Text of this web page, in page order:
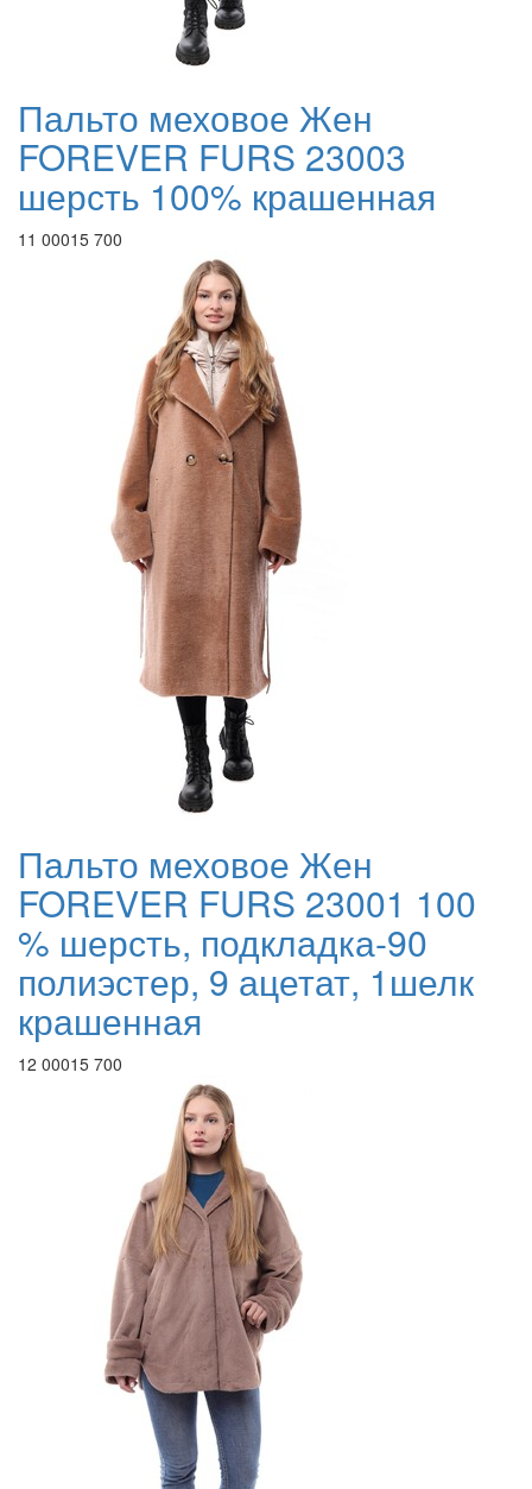
Пальто меховое Жен
FOREVER FURS 23003
шерсть 100% крашенная
11 00015 700
Пальто меховое Жен
FOREVER FURS 23001 100
% шерсть, подкладка-90
полиэстер, 9 ацетат, 1шелк
крашенная
12 00015 700